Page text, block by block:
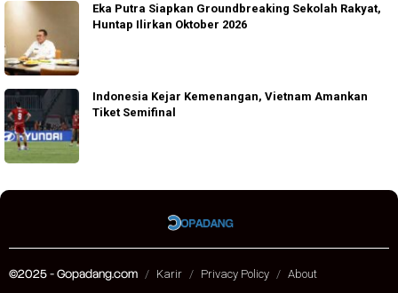
Eka Putra Siapkan Groundbreaking Sekolah Rakyat,
Huntap Ilirkan Oktober 2026
Indonesia Kejar Kemenangan, Vietnam Amankan
Tiket Semifinal
©2025 - Gopadang.com Karir Privacy Policy About